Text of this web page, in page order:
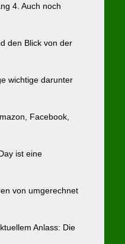
4. Auch noch
den Blick von der
wichtige darunter
Facebook,
ist eine
von umgerechnet
Anlass: Die